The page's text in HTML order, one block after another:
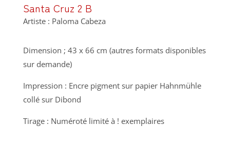
Santa Cruz 2 B
Artiste : Paloma Cabeza
Dimension ; 43 x 66 cm (autres formats disponibles
sur demande)
Impression : Encre pigment sur papier Hahnmühle
collé sur Dibond
Tirage : Numéroté limité à ! exemplaires